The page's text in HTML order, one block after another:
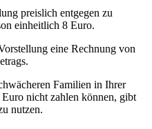
preislich entgegen zu
einheitlich 8 Euro.
eine Rechnung von
Familien in Ihrer
nicht zahlen können, gibt
nutzen.